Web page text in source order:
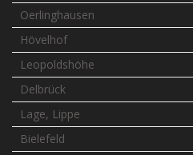
Oerlinghausen
Hövelhof
Leopoldshöhe
Delbrück
Lage, Lippe
Bielefeld